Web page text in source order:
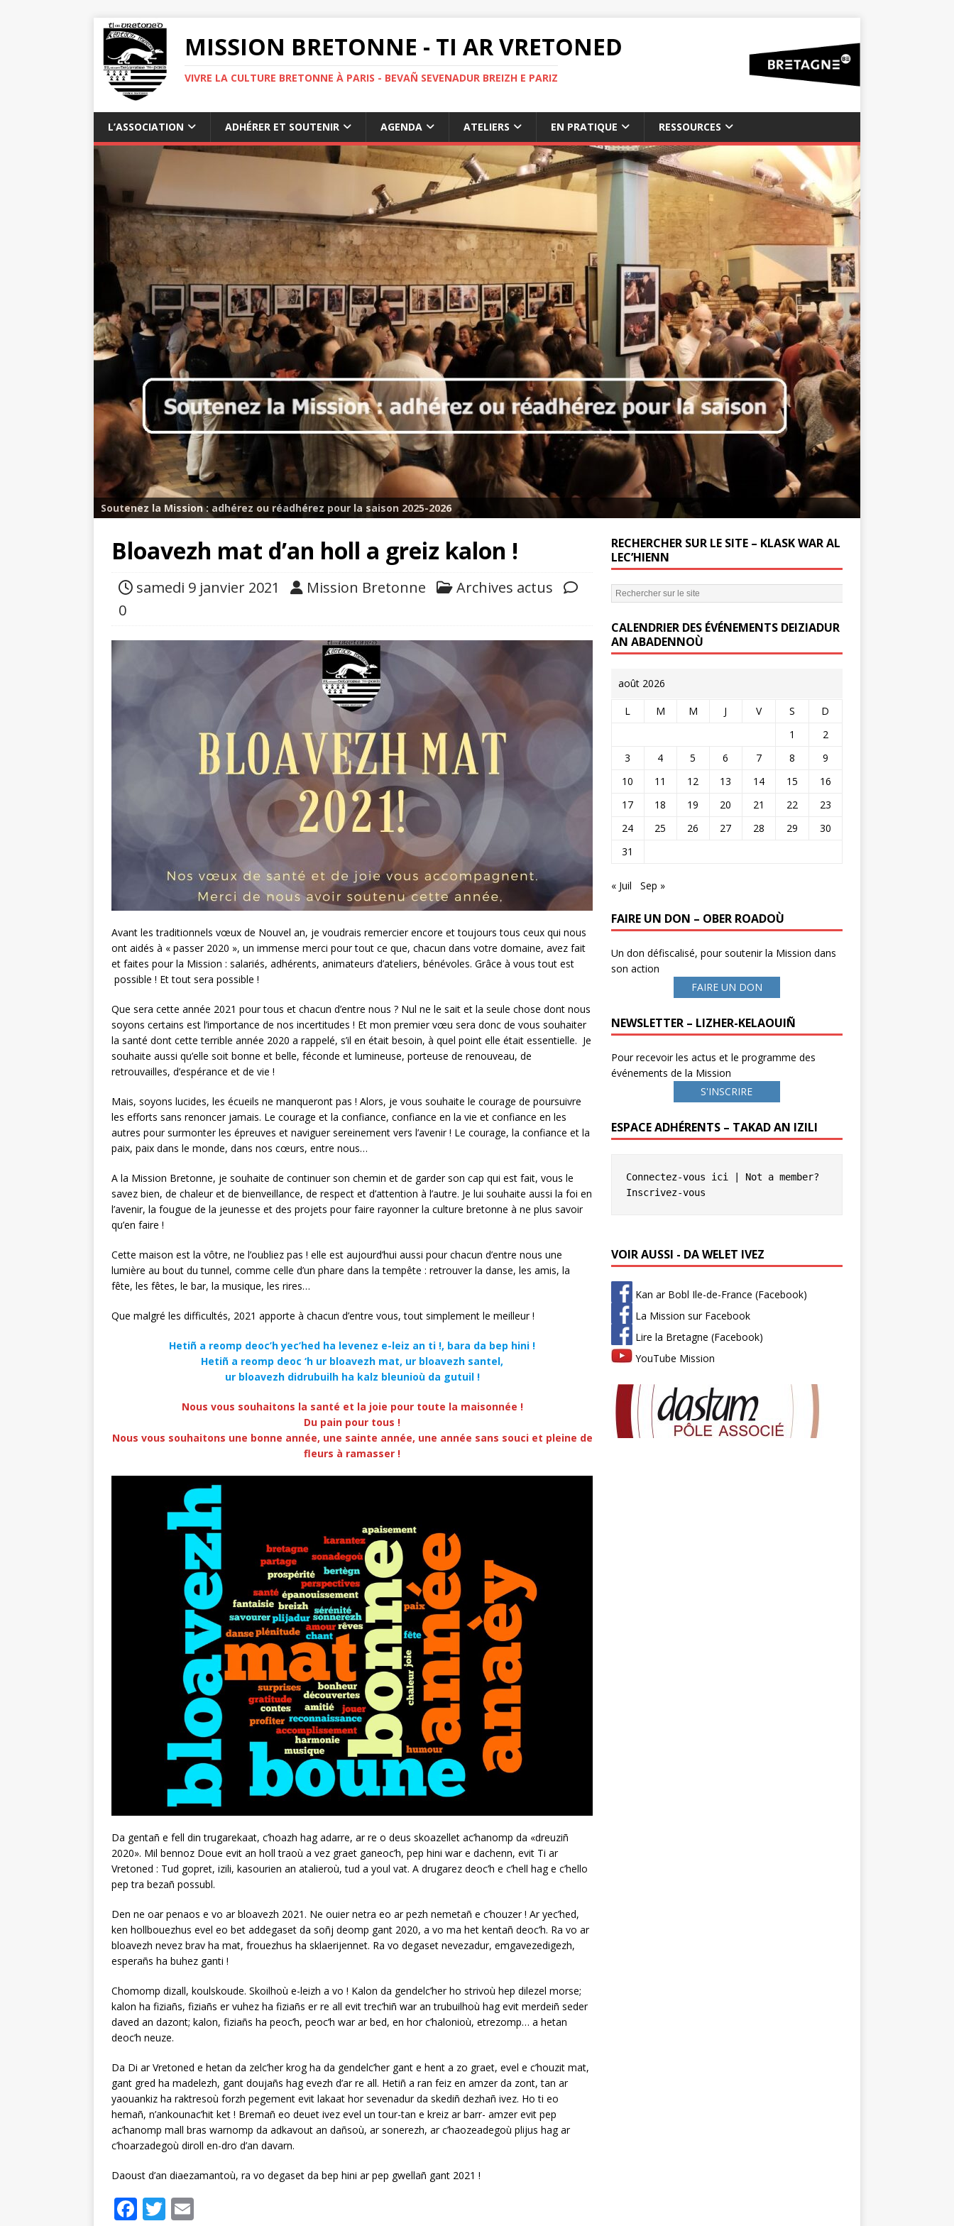
MISSION BRETONNE - TI AR VRETONED
VIVRE LA CULTURE BRETONNE À PARIS - BEVAÑ SEVENADUR BREIZH E PARIZ
L’ASSOCIATION ADHÉRER ET SOUTENIR AGENDA ATELIERS EN PRATIQUE RESSOURCES
Soutenez la Mission : adhérez ou réadhérez pour la saison 2025-2026
Bloavezh mat d’an holl a greiz kalon !
samedi 9 janvier 2021 Mission Bretonne
Archives actus
0
Avant les traditionnels vœux de Nouvel an, je voudrais remercier encore et toujours tous ceux qui nous
ont aidés à « passer 2020 », un immense merci pour tout ce que, chacun dans votre domaine, avez fait
et faites pour la Mission : salariés, adhérents, animateurs d’ateliers, bénévoles. Grâce à vous tout est
possible ! Et tout sera possible !
Que sera cette année 2021 pour tous et chacun d’entre nous ? Nul ne le sait et la seule chose dont nous
soyons certains est l’importance de nos incertitudes ! Et mon premier vœu sera donc de vous souhaiter
la santé dont cette terrible année 2020 a rappelé, s’il en était besoin, à quel point elle était essentielle. Je
souhaite aussi qu’elle soit bonne et belle, féconde et lumineuse, porteuse de renouveau, de
retrouvailles, d’espérance et de vie !
Mais, soyons lucides, les écueils ne manqueront pas ! Alors, je vous souhaite le courage de poursuivre
les efforts sans renoncer jamais. Le courage et la confiance, confiance en la vie et confiance en les
autres pour surmonter les épreuves et naviguer sereinement vers l’avenir ! Le courage, la confiance et la
paix, paix dans le monde, dans nos cœurs, entre nous…
A la Mission Bretonne, je souhaite de continuer son chemin et de garder son cap qui est fait, vous le
savez bien, de chaleur et de bienveillance, de respect et d’attention à l’autre. Je lui souhaite aussi la foi en
l’avenir, la fougue de la jeunesse et des projets pour faire rayonner la culture bretonne à ne plus savoir
qu’en faire !
Cette maison est la vôtre, ne l’oubliez pas ! elle est aujourd’hui aussi pour chacun d’entre nous une
lumière au bout du tunnel, comme celle d’un phare dans la tempête : retrouver la danse, les amis, la
fête, les fêtes, le bar, la musique, les rires…
Que malgré les difficultés, 2021 apporte à chacun d’entre vous, tout simplement le meilleur !
Hetiñ a reomp deoc’h yec’hed ha levenez e-leiz an ti !, bara da bep hini !
Hetiñ a reomp deoc ‘h ur bloavezh mat, ur bloavezh santel,
ur bloavezh didrubuilh ha kalz bleunioù da gutuil !
Nous vous souhaitons la santé et la joie pour toute la maisonnée !
Du pain pour tous !
Nous vous souhaitons une bonne année, une sainte année, une année sans souci et pleine de
fleurs à ramasser !
Da gentañ e fell din trugarekaat, c’hoazh hag adarre, ar re o deus skoazellet ac’hanomp da «dreuziñ
2020». Mil bennoz Doue evit an holl traoù a vez graet ganeoc’h, pep hini war e dachenn, evit Ti ar
Vretoned : Tud gopret, izili, kasourien an atalieroù, tud a youl vat. A drugarez deoc’h e c’hell hag e c’hello
pep tra bezañ possubl.
Den ne oar penaos e vo ar bloavezh 2021. Ne ouier netra eo ar pezh nemetañ e c’houzer ! Ar yec’hed,
ken hollbouezhus evel eo bet addegaset da soñj deomp gant 2020, a vo ma het kentañ deoc’h. Ra vo ar
bloavezh nevez brav ha mat, frouezhus ha sklaerijennet. Ra vo degaset nevezadur, emgavezedigezh,
esperañs ha buhez ganti !
Chomomp dizall, koulskoude. Skoilhoù e-leizh a vo ! Kalon da gendelc’her ho strivoù hep dilezel morse;
kalon ha fiziañs, fiziañs er vuhez ha fiziañs er re all evit trec’hiñ war an trubuilhoù hag evit merdeiñ seder
daved an dazont; kalon, fiziañs ha peoc’h, peoc’h war ar bed, en hor c’halonioù, etrezomp… a hetan
deoc’h neuze.
Da Di ar Vretoned e hetan da zelc’her krog ha da gendelc’her gant e hent a zo graet, evel e c’houzit mat,
gant gred ha madelezh, gant doujañs hag evezh d’ar re all. Hetiñ a ran feiz en amzer da zont, tan ar
yaouankiz ha raktresoù forzh pegement evit lakaat hor sevenadur da skediñ dezhañ ivez. Ho ti eo
hemañ, n’ankounac’hit ket ! Bremañ eo deuet ivez evel un tour-tan e kreiz ar barr- amzer evit pep
ac’hanomp mall bras warnomp da adkavout an dañsoù, ar sonerezh, ar c’haozeadegoù plijus hag ar
c’hoarzadegoù diroll en-dro d’an davarn.
Daoust d’an diaezamantoù, ra vo degaset da bep hini ar pep gwellañ gant 2021 !
F T
RECHERCHER SUR LE SITE – KLASK WAR AL
LEC’HIENN
CALENDRIER DES ÉVÉNEMENTS DEIZIADUR
AN ABADENNOÙ
août 2026
L M M J V S
D
1
2
3
4 5 6 7 8
9
10
11 12 13 14 15
16
17
18 19 20 21 22
23
24
25 26 27 28 29
30
31
« Juil Sep »
FAIRE UN DON – OBER ROADOÙ
Un don défiscalisé, pour soutenir la Mission dans
son action
FAIRE UN DON
NEWSLETTER – LIZHER-KELAOUIÑ
Pour recevoir les actus et le programme des
événements de la Mission
S'INSCRIRE
ESPACE ADHÉRENTS – TAKAD AN IZILI
Connectez-vous ici
Inscrivez-vous
VOIR AUSSI - DA WELET IVEZ
Kan ar Bobl Ile-de-France (Facebook)
La Mission sur Facebook
Lire la Bretagne (Facebook)
YouTube Mission